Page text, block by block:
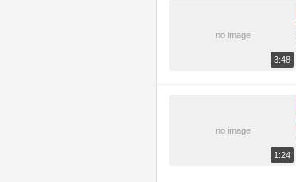
no image
3:48
no image
1:24